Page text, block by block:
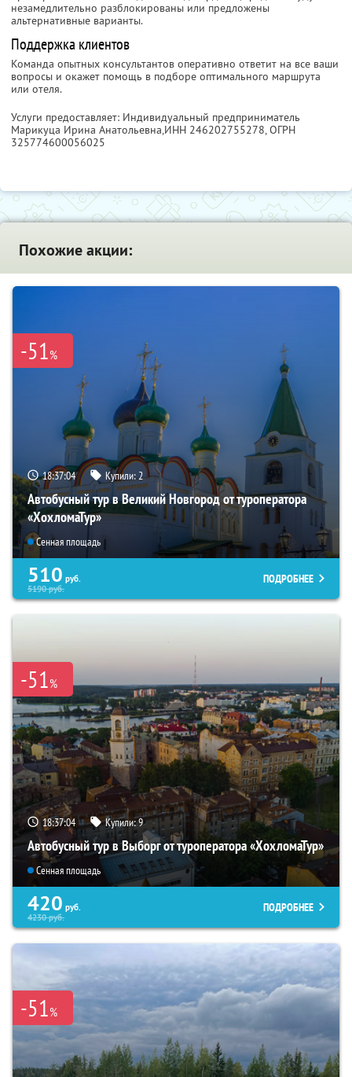
незамедлительно разблокированы или предложены
альтернативные варианты.
Поддержка клиентов
Команда опытных консультантов оперативно ответит на все ваши
вопросы и окажет помощь в подборе оптимального маршрута
или отеля.
Услуги предоставляет: Индивидуальный предприниматель
Марикуца Ирина Анатольевна,ИНН 246202755278, ОГРН
325774600056025
Похожие акции:
-51%
18:37:02 Купили:2
Автобусный тур в Великий Новгород от туроператора
«ХохломаТур»
Сенная площадь
510 руб.
5190руб.
ПОДРОБНЕЕ
-51%
18:37:02 Купили:9
Автобусный тур в Выборг от туроператора «ХохломаТур»
Сенная площадь
420 руб.
4230руб.
ПОДРОБНЕЕ
-51%